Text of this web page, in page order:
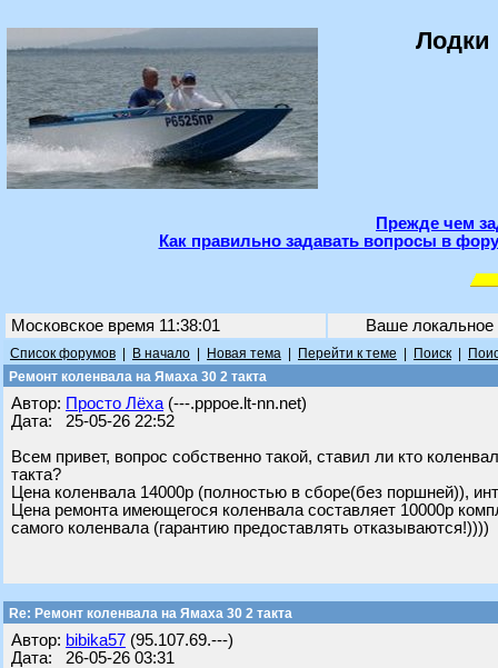
Лодки
Прежде чем
Как правильно задавать вопросы в
Московское время 11:38:01 Ваше
Список форумов В начало Новая тема Перейти к теме Поиск
Ремонт коленвала на Ямаха 30 2 такта
Автор: Просто Лёха (---.pppoe.lt-nn.net)
Дата: 25-05-26 22:52
Всем привет, вопрос собственно такой, ставил ли кто
такта?
Цена коленвала 14000р (полностью в сборе(без поршней)),
Цена ремонта имеющегося коленвала составляет 10000р
самого коленвала (гарантию предоставлять отказываются!))))
Re: Ремонт коленвала на Ямаха 30 2 такта
Автор: bibika57 (95.107.69.---)
Дата: 26-05-26 03:31